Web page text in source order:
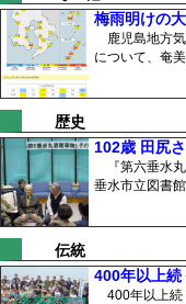
梅雨明けの
鹿児島地方
について、奄
歴史
102歳 田尻
『第六垂水丸
垂水市立図書
伝統
400年以上
400年以上続